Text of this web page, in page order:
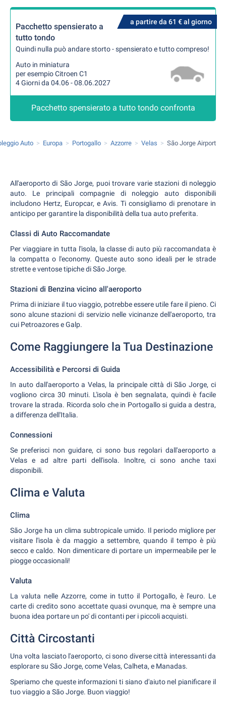
a partire da 61 € al giorno
Pacchetto spensierato a
tutto tondo
Quindi nulla può andare storto - spensierato e tutto compreso!
Auto in miniatura
per esempio Citroen C1
4 Giorni da 04.06 - 08.06.2027
Pacchetto spensierato a tutto tondo confronta
Auto Europa Portogallo Azzorre Velas São Jorge Airport
All'aeroporto di São Jorge, puoi trovare varie stazioni di noleggio
auto. Le principali compagnie di noleggio auto disponibili
includono Hertz, Europcar, e Avis. Ti consigliamo di prenotare in
anticipo per garantire la disponibilità della tua auto preferita.
Classi di Auto Raccomandate
Per viaggiare in tutta l'isola, la classe di auto più raccomandata è
la compatta o l'economy. Queste auto sono ideali per le strade
strette e ventose tipiche di São Jorge.
Stazioni di Benzina vicino all'aeroporto
Prima di iniziare il tuo viaggio, potrebbe essere utile fare il pieno. Ci
sono alcune stazioni di servizio nelle vicinanze dell'aeroporto, tra
cui Petroazores e Galp.
Come Raggiungere la Tua Destinazione
Accessibilità e Percorsi di Guida
In auto dall'aeroporto a Velas, la principale città di São Jorge, ci
vogliono circa 30 minuti. L'isola è ben segnalata, quindi è facile
trovare la strada. Ricorda solo che in Portogallo si guida a destra,
a differenza dell'Italia.
Connessioni
Se preferisci non guidare, ci sono bus regolari dall'aeroporto a
Velas e ad altre parti dell'isola. Inoltre, ci sono anche taxi
disponibili.
Clima e Valuta
Clima
São Jorge ha un clima subtropicale umido. Il periodo migliore per
visitare l'isola è da maggio a settembre, quando il tempo è più
secco e caldo. Non dimenticare di portare un impermeabile per le
piogge occasionali!
Valuta
La valuta nelle Azzorre, come in tutto il Portogallo, è l'euro. Le
carte di credito sono accettate quasi ovunque, ma è sempre una
buona idea portare un po' di contanti per i piccoli acquisti.
Città Circostanti
Una volta lasciato l'aeroporto, ci sono diverse città interessanti da
esplorare su São Jorge, come Velas, Calheta, e Manadas.
Speriamo che queste informazioni ti siano d'aiuto nel pianificare il
tuo viaggio a São Jorge. Buon viaggio!